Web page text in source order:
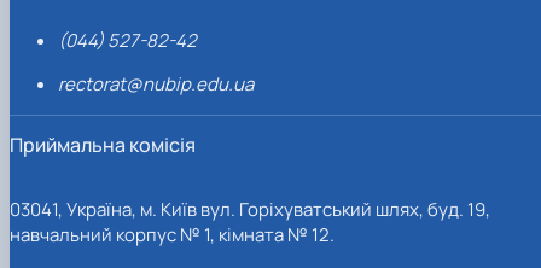
(044) 527-82-42
rectorat@nubip.edu.ua
Приймальна комісія
03041, Україна, м. Київ вул. Горіхуватський шлях, буд. 19,
навчальний корпус № 1, кімната № 12.